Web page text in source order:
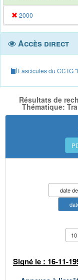
2000
Accès direct
Fascicules du CCTG
Résultats de
Thématique:
date
10
Signé le : 16-11-